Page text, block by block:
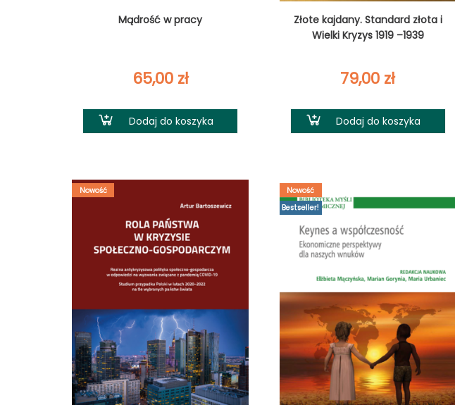
Mądrość w pracy
65,00 zł
Dodaj do koszyka
Złote kajdany. Standard złota i
Wielki Kryzys 1919 –1939
79,00 zł
Dodaj do koszyka
Nowość
Bestseller!
Nowość